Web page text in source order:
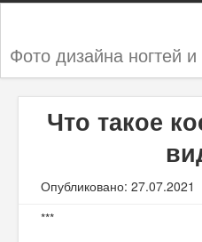
Фото дизайна ногтей
Женские секреты
Новости
Что такое
Опубликовано: 27.07.2021
***